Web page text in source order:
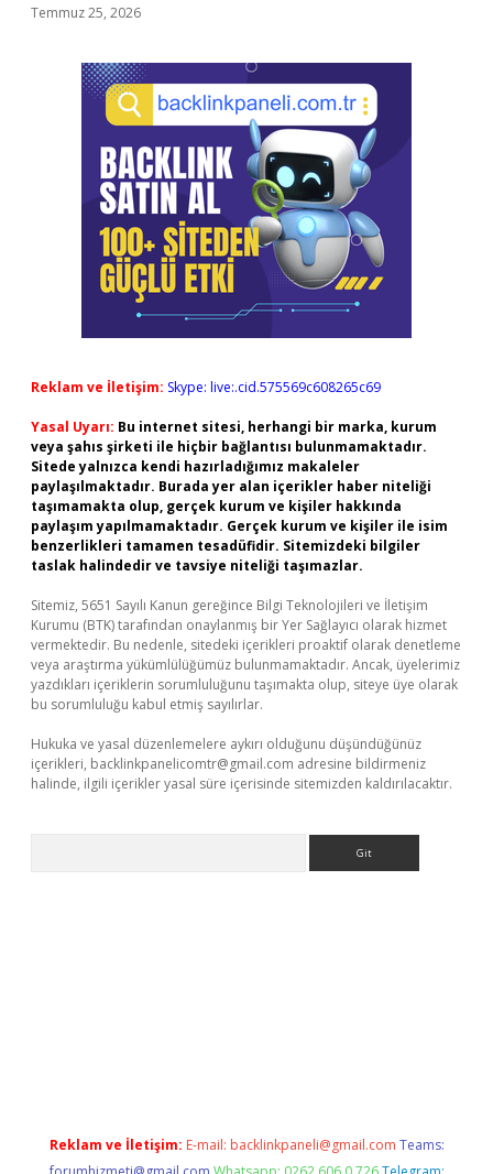
Temmuz 25, 2026
Reklam ve İletişim: Skype: live:.cid.575569c608265c69
Yasal Uyarı: Bu internet sitesi, herhangi bir marka, kurum
veya şahıs şirketi ile hiçbir bağlantısı bulunmamaktadır.
Sitede yalnızca kendi hazırladığımız makaleler
paylaşılmaktadır. Burada yer alan içerikler haber niteliği
taşımamakta olup, gerçek kurum ve kişiler hakkında
paylaşım yapılmamaktadır. Gerçek kurum ve kişiler ile isim
benzerlikleri tamamen tesadüfidir. Sitemizdeki bilgiler
taslak halindedir ve tavsiye niteliği taşımazlar.
Sitemiz, 5651 Sayılı Kanun gereğince Bilgi Teknolojileri ve İletişim
Kurumu (BTK) tarafından onaylanmış bir Yer Sağlayıcı olarak hizmet
vermektedir. Bu nedenle, sitedeki içerikleri proaktif olarak denetleme
veya araştırma yükümlülüğümüz bulunmamaktadır. Ancak, üyelerimiz
yazdıkları içeriklerin sorumluluğunu taşımakta olup, siteye üye olarak
bu sorumluluğu kabul etmiş sayılırlar.
Hukuka ve yasal düzenlemelere aykırı olduğunu düşündüğünüz
içerikleri, backlinkpanelicomtr@gmail.com adresine bildirmeniz
halinde, ilgili içerikler yasal süre içerisinde sitemizden kaldırılacaktır.
Reklam ve İletişim: E-mail: backlinkpaneli@gmail.com Teams: